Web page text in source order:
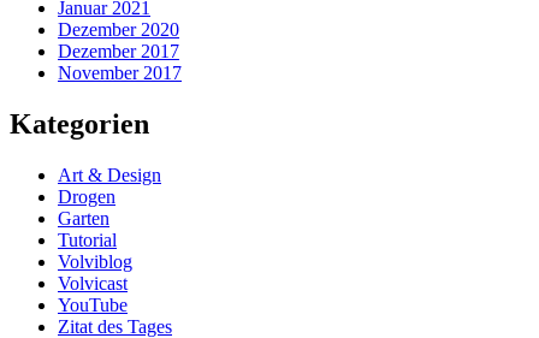
Januar 2021
Dezember 2020
Dezember 2017
November 2017
Kategorien
Art & Design
Drogen
Garten
Tutorial
Volviblog
Volvicast
YouTube
Zitat des Tages